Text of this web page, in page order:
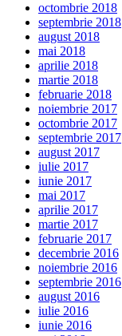
octombrie 2018
septembrie 2018
august 2018
mai 2018
aprilie 2018
martie 2018
februarie 2018
noiembrie 2017
octombrie 2017
septembrie 2017
august 2017
iulie 2017
iunie 2017
mai 2017
aprilie 2017
martie 2017
februarie 2017
decembrie 2016
noiembrie 2016
septembrie 2016
august 2016
iulie 2016
iunie 2016